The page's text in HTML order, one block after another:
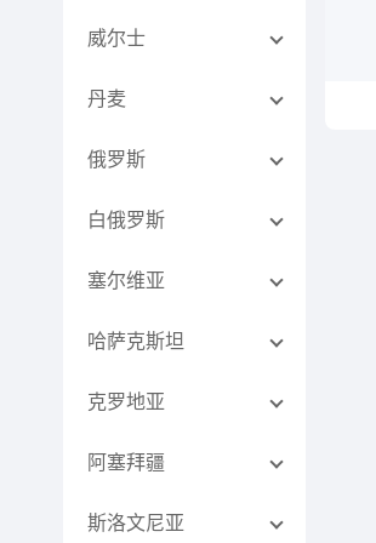
威尔士
丹麦
俄罗斯
白俄罗斯
塞尔维亚
哈萨克斯坦
克罗地亚
阿塞拜疆
斯洛文尼亚